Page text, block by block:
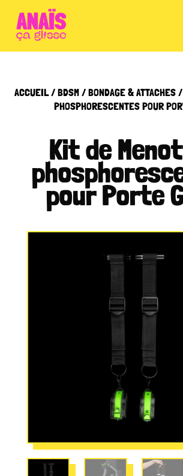
ACCUEIL/BDSM/BONDAGE & ATTACHES/
PHOSPHORESCENTES POUR
Kit de
pour Porte